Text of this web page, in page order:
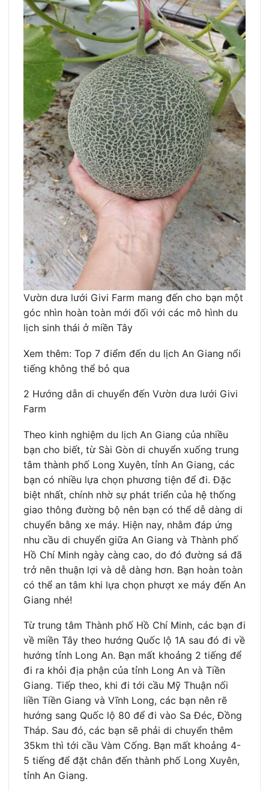
Vườn dưa lưới Givi Farm mang đến cho bạn một
góc nhìn hoàn toàn mới đối với các mô hình du
lịch sinh thái ở miền Tây
Xem thêm: Top 7 điểm đến du lịch An Giang nổi
tiếng không thể bỏ qua
2 Hướng dẫn di chuyển đến Vườn dưa lưới Givi
Farm
Theo kinh nghiệm du lịch An Giang của nhiều
bạn cho biết, từ Sài Gòn di chuyển xuống trung
tâm thành phố Long Xuyên, tỉnh An Giang, các
bạn có nhiều lựa chọn phương tiện để đi. Đặc
biệt nhất, chính nhờ sự phát triển của hệ thống
giao thông đường bộ nên bạn có thể dễ dàng di
chuyển bằng xe máy. Hiện nay, nhằm đáp ứng
nhu cầu di chuyển giữa An Giang và Thành phố
Hồ Chí Minh ngày càng cao, do đó đường sá đã
trở nên thuận lợi và dễ dàng hơn. Bạn hoàn toàn
có thể an tâm khi lựa chọn phượt xe máy đến An
Giang nhé!
Từ trung tâm Thành phố Hồ Chí Minh, các bạn đi
về miền Tây theo hướng Quốc lộ 1A sau đó đi về
hướng tỉnh Long An. Bạn mất khoảng 2 tiếng để
đi ra khỏi địa phận của tỉnh Long An và Tiền
Giang. Tiếp theo, khi đi tới cầu Mỹ Thuận nối
liền Tiền Giang và Vĩnh Long, các bạn nên rẽ
hướng sang Quốc lộ 80 để đi vào Sa Đéc, Đồng
Tháp. Sau đó, các bạn sẽ phải di chuyển thêm
35km thì tới cầu Vàm Cống. Bạn mất khoảng 4-
5 tiếng để đặt chân đến thành phố Long Xuyên,
tỉnh An Giang.